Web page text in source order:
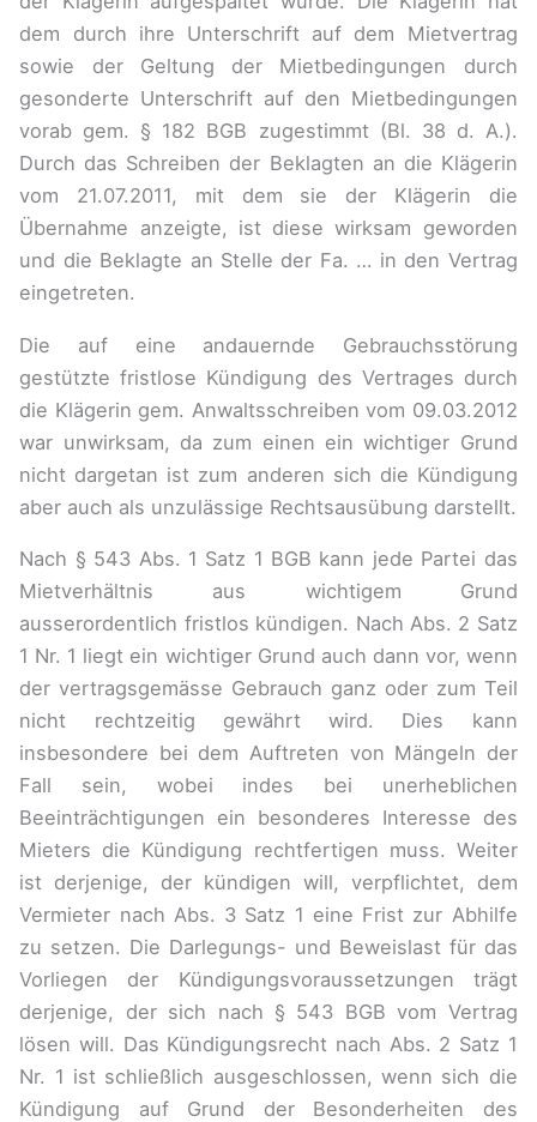
dem durch ihre Unterschrift auf dem Mietvertrag
sowie der Geltung der Mietbedingungen durch
gesonderte Unterschrift auf den Mietbedingungen
vorab gem. § 182 BGB zugestimmt (Bl. 38 d. A.).
Durch das Schreiben der Beklagten an die Klägerin
vom 21.07.2011, mit dem sie der Klägerin die
Übernahme anzeigte, ist diese wirksam geworden
und die Beklagte an Stelle der Fa. … in den Vertrag
eingetreten.
Die auf eine andauernde Gebrauchsstörung
gestützte fristlose Kündigung des Vertrages durch
die Klägerin gem. Anwaltsschreiben vom 09.03.2012
war unwirksam, da zum einen ein wichtiger Grund
nicht dargetan ist zum anderen sich die Kündigung
aber auch als unzulässige Rechtsausübung darstellt.
Nach § 543 Abs. 1 Satz 1 BGB kann jede Partei das
Mietverhältnis aus wichtigem Grund
ausserordentlich fristlos kündigen. Nach Abs. 2 Satz
1 Nr. 1 liegt ein wichtiger Grund auch dann vor, wenn
der vertragsgemässe Gebrauch ganz oder zum Teil
nicht rechtzeitig gewährt wird. Dies kann
insbesondere bei dem Auftreten von Mängeln der
Fall sein, wobei indes bei unerheblichen
Beeinträchtigungen ein besonderes Interesse des
Mieters die Kündigung rechtfertigen muss. Weiter
ist derjenige, der kündigen will, verpflichtet, dem
Vermieter nach Abs. 3 Satz 1 eine Frist zur Abhilfe
zu setzen. Die Darlegungs- und Beweislast für das
Vorliegen der Kündigungsvoraussetzungen trägt
derjenige, der sich nach § 543 BGB vom Vertrag
lösen will. Das Kündigungsrecht nach Abs. 2 Satz 1
Nr. 1 ist schließlich ausgeschlossen, wenn sich die
Kündigung auf Grund der Besonderheiten des